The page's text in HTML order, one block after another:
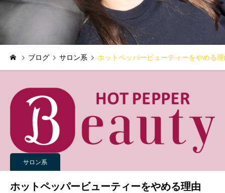
ブログ サロン系 ホットペッパービューティーをやめる
サロン系
ホットペッパービューティーをやめる理由